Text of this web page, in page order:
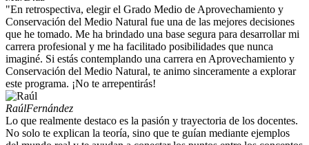
"En retrospectiva, elegir el Grado Medio de Aprovechamiento y
Conservación del Medio Natural fue una de las mejores decisiones
que he tomado. Me ha brindado una base segura para desarrollar mi
carrera profesional y me ha facilitado posibilidades que nunca
imaginé. Si estás contemplando una carrera en Aprovechamiento y
Conservación del Medio Natural, te animo sinceramente a explorar
este programa. ¡No te arrepentirás!
RaúlFernández
Lo que realmente destaco es la pasión y trayectoria de los docentes.
No solo te explican la teoría, sino que te guían mediante ejemplos